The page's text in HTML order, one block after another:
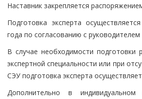
Наставник закрепляется
Подготовка эксперта
года по согласованию с
В случае необходимости подготовки
экспертной специальности или при
СЭУ подготовка эксперта
Дополнительно в индивидуальном